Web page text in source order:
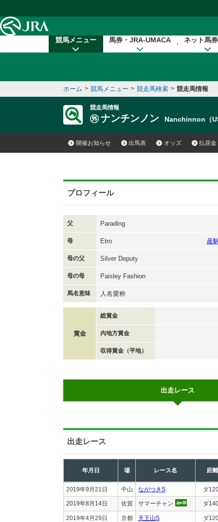
競馬メニュー 馬券・JRA-UMACA ネット馬
ホーム > 競馬メニュー > 競走馬検索 > 競走馬情報
競走馬情報
ナンチンノン Nanchinnon（
開催お知らせ 出馬表 オッズ 払戻金
プロフィール
父 Parading
母 Etro 産
母の父 Silver Deputy
母の母 Paisley Fashion
馬名意味 人名愛称
賞金
総賞金
内地方賞金
収得賞金（平地）
出走レース
出走レース
年月日 場 レース名 距離
2019年9月21日 中山 ながつきS ダ
2019年8月14日 佐賀 サマーチャン ダ
2019年4月29日 京都 天王山S ダ